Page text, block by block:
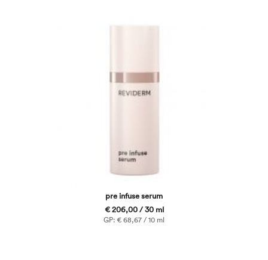
pre infuse serum
€ 206,00 / 30 ml
GP: € 68,67 / 10 ml